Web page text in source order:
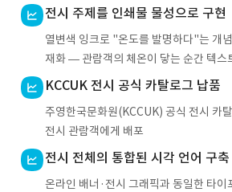
전시 주제를 인쇄물 물성으로 구현
열변색 잉크로 "온도를 발명하다"는 개
재화 — 관람객의 체온이 닿는 순간 텍스
KCCUK 전시 공식 카탈로그 납품
주영한국문화원(KCCUK) 공식 전시 카
전시 관람객에게 배포
전시 전체의 통합된 시각 언어 구축
온라인 배너·전시 그래픽과 동일한 타이